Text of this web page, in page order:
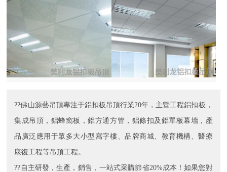
??佛山源藝吊頂專注于鋁扣板吊頂行業20年，主營工程鋁扣板，
集成吊頂，鋁蜂窩板，鋁方通方管，鋁條扣及鋁單板幕墻，產
品廣泛應用于眾多大小型寫字樓、品牌商城、教育機構、醫療
康復工程等吊頂工程。
??自主研發，生產，銷售，一站式采購節省20%成本！如果您對